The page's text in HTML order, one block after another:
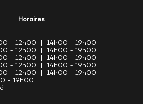
Horaires
- 12h00 | 14h00 - 19h00
- 12h00 | 14h00 - 19h00
- 12h00 | 14h00 - 19h00
- 12h00 | 14h00 - 19h00
- 12h00 | 14h00 - 19h00
- 19h00